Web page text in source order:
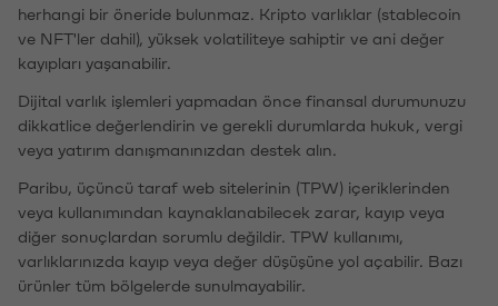
herhangi bir öneride bulunmaz. Kripto varlıklar (stablecoin
ve NFT'ler dahil), yüksek volatiliteye sahiptir ve ani değer
kayıpları yaşanabilir.
Dijital varlık işlemleri yapmadan önce finansal durumunuzu
dikkatlice değerlendirin ve gerekli durumlarda hukuk, vergi
veya yatırım danışmanınızdan destek alın.
Paribu, üçüncü taraf web sitelerinin (TPW) içeriklerinden
veya kullanımından kaynaklanabilecek zarar, kayıp veya
diğer sonuçlardan sorumlu değildir. TPW kullanımı,
varlıklarınızda kayıp veya değer düşüşüne yol açabilir. Bazı
ürünler tüm bölgelerde sunulmayabilir.